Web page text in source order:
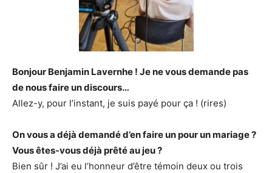
Bonjour Benjamin Lavernhe ! Je ne vous demande pas
de nous faire un discours…
Allez-y, pour l’instant, je suis payé pour ça ! (rires)
On vous a déjà demandé d’en faire un pour un mariage ?
Vous êtes-vous déjà prêté au jeu ?
Bien sûr ! J’ai eu l’honneur d’être témoin deux ou trois